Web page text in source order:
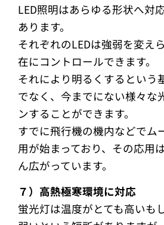
LED照明はあらゆる形状へ対
あります。
それぞれのLEDは強弱を変え
在にコントロールできます。
それにより明るくするという
でなく、今までにない様々な
ンすることができます。
すでに飛行機の機内などでム
用が始まっており、その応用
ん広がっています。
７）高熱極寒環境に対応
蛍光灯は温度がとても高いも